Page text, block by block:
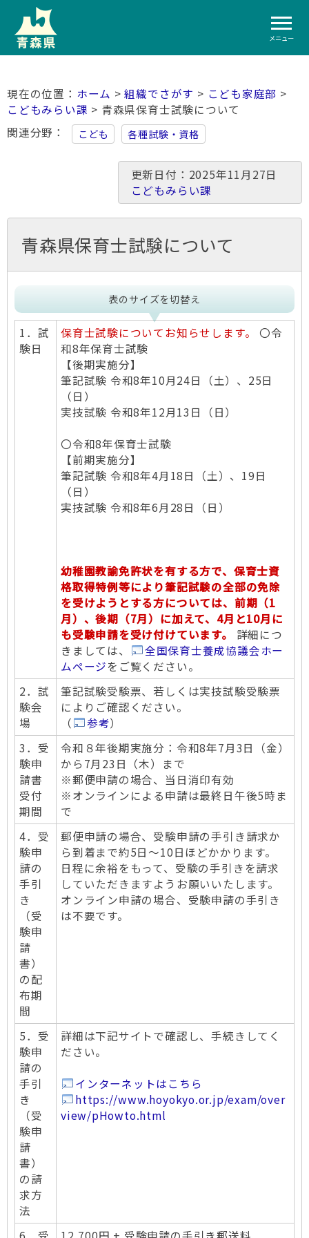
メニュー
ホーム >組織でさがす > こども家庭部 >
こどもみらい課 > 青森県保育士試験について
関連分野
こども 各種試験・資格
更新日付：2025年11月27日
こどもみらい課
青森県保育士試験について
表のサイズを切替え
1．試
験日
保育士試験についてお知らせします。
〇令
和8年保育士試験
【後期実施分】
筆記試験 令和8年10月24日（土）、25日
（日）
実技試験 令和8年12月13日（日）
〇​令和8年保育士試験
【前期実施分】
筆記試験 令和8年4月18日（土）、19日
（日）
実技試験 令和8年6月28日（日）
幼稚園教諭免許状を有する方で、保育士資
格取得特例等により筆記試験の全部の免除
を受けようとする方については、前期（1
月）、後期（7月）に加えて、4月と10月に
も受験申請を受け付けています。
詳細につ
きましては、
全国保育士養成協議会ホー
ムページをご覧ください。
2．試
験会
場
筆記試験受験票、若しくは実技試験受験票
によりご確認ください。
（
参考）
3．受
験申
請書
受付
期間
令和８年後期実施分：令和8年7月3日（金）
から7月23日（木）まで
※郵便申請の場合、当日消印有効
※オンラインによる申請は最終日午後5時ま
で
4．受
験申
請の
手引
き
（受
験申
請
書）
の配
布期
間
郵便申請の場合、受験申請の手引き請求か
ら到着まで約5日～10日ほどかかります。
日程に余裕をもって、受験の手引きを請求
していただきますようお願いいたします。
オンライン申請の場合、受験申請の手引き
は不要です。
5．受
験申
請の
手引
き
（受
験申
請
書）
の請
求方
法
詳細は下記サイトで確認し、手続きしてく
ださい。
インターネットはこちら
https://www.hoyokyo.or.jp/exam/over
view/pHowto.html